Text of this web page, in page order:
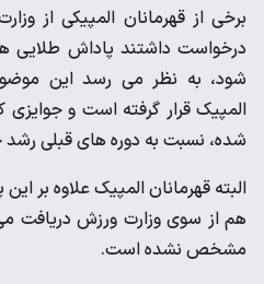
برخی از قهرمانان المپیکی از
درخواست داشتند پاداش طلایی
شود، به نظر می رسد این
المپیک قرار گرفته است و جوایزی
شده، نسبت به دوره های قبلی
البته قهرمانان المپیک علاوه بر
هم از سوی وزارت ورزش دریافت
مشخص نشده است.